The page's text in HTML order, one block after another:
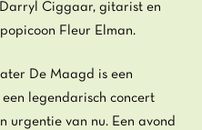
Ciggaar, gitarist en
Fleur Elman.
De Maagd is een
legendarisch concert
urgentie van nu. Een avond
Inzoomen